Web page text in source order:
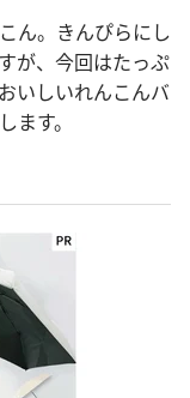
ん。きんぴらにし
が、今回はたっぷ
いしいれんこんバ
す。